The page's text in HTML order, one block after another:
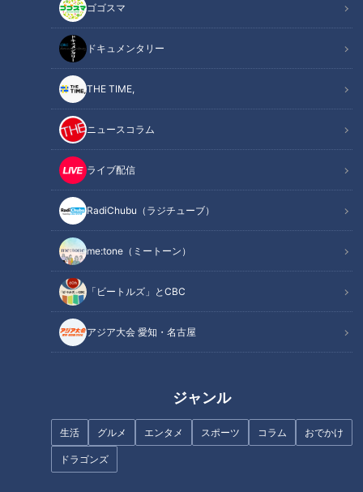
ゴゴスマ
ドキュメンタリー
THE TIME,
ニュースコラム
ライブ配信
RadiChubu（ラジチューブ）
me:tone（ミートーン）
「ビートルズ」とCBC
アジア大会 愛知・名古屋
ジャンル
生活 グルメ エンタメ スポーツ コラム おでかけ
ドラゴンズ
記事に戻る
この記事を見たあなたへのおすすめ
「蚊」に刺されないための対策
を体を張って実験 ポイントは
「足のにおい」？
洗剤成分が実は効く？“殺虫剤を
使わない”新たな「蚊」対策 蚊
が肌にとまれない画期的なクリ
ームや新製品のスプレーも
ひらサイズのレインコートが大
の便利グッズを紹介